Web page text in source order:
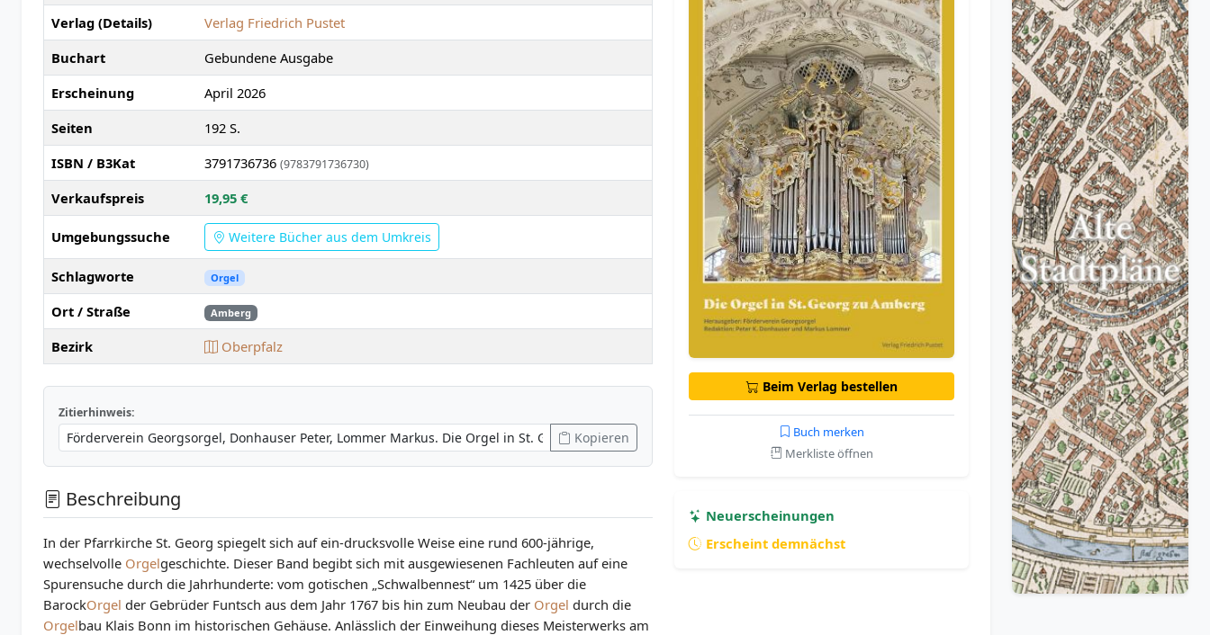
Verlag (Details)
Verlag Friedrich Pustet
Buchart
Gebundene Ausgabe
Erscheinung
April 2026
Seiten
192 S.
ISBN / B3Kat
3791736736 (9783791736730)
Verkaufspreis 19,95 €
Umgebungssuche Weitere Bücher aus dem Umkreis
Schlagworte Orgel
Ort / Straße Amberg
Bezirk Oberpfalz
Zitierhinweis:
Kopieren
Beschreibung
In der Pfarrkirche St. Georg spiegelt sich auf ein-drucksvolle Weise eine rund 600-jährige,
wechselvolle Orgelgeschichte. Dieser Band begibt sich mit ausgewiesenen Fachleuten auf eine
Spurensuche durch die Jahrhunderte: vom gotischen „Schwalbennest“ um 1425 über die
BarockOrgel der Gebrüder Funtsch aus dem Jahr 1767 bis hin zum Neubau der Orgel durch die
Orgelbau Klais Bonn im historischen Gehäuse. Anlässlich der Einweihung dieses Meisterwerks am
Beim Verlag bestellen
Buch merken
Merkliste öffnen
Neuerscheinungen
Erscheint demnächst